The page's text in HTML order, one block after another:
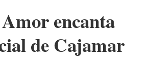
encanta
de Cajamar